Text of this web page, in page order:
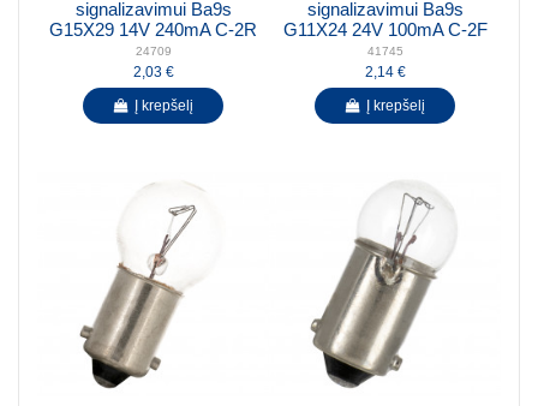
signalizavimui Ba9s
G15X29 14V 240mA C-2R
24709
2,03 €
Į krepšelį
signalizavimui Ba9s
G11X24 24V 100mA C-2F
41745
2,14 €
Į krepšelį